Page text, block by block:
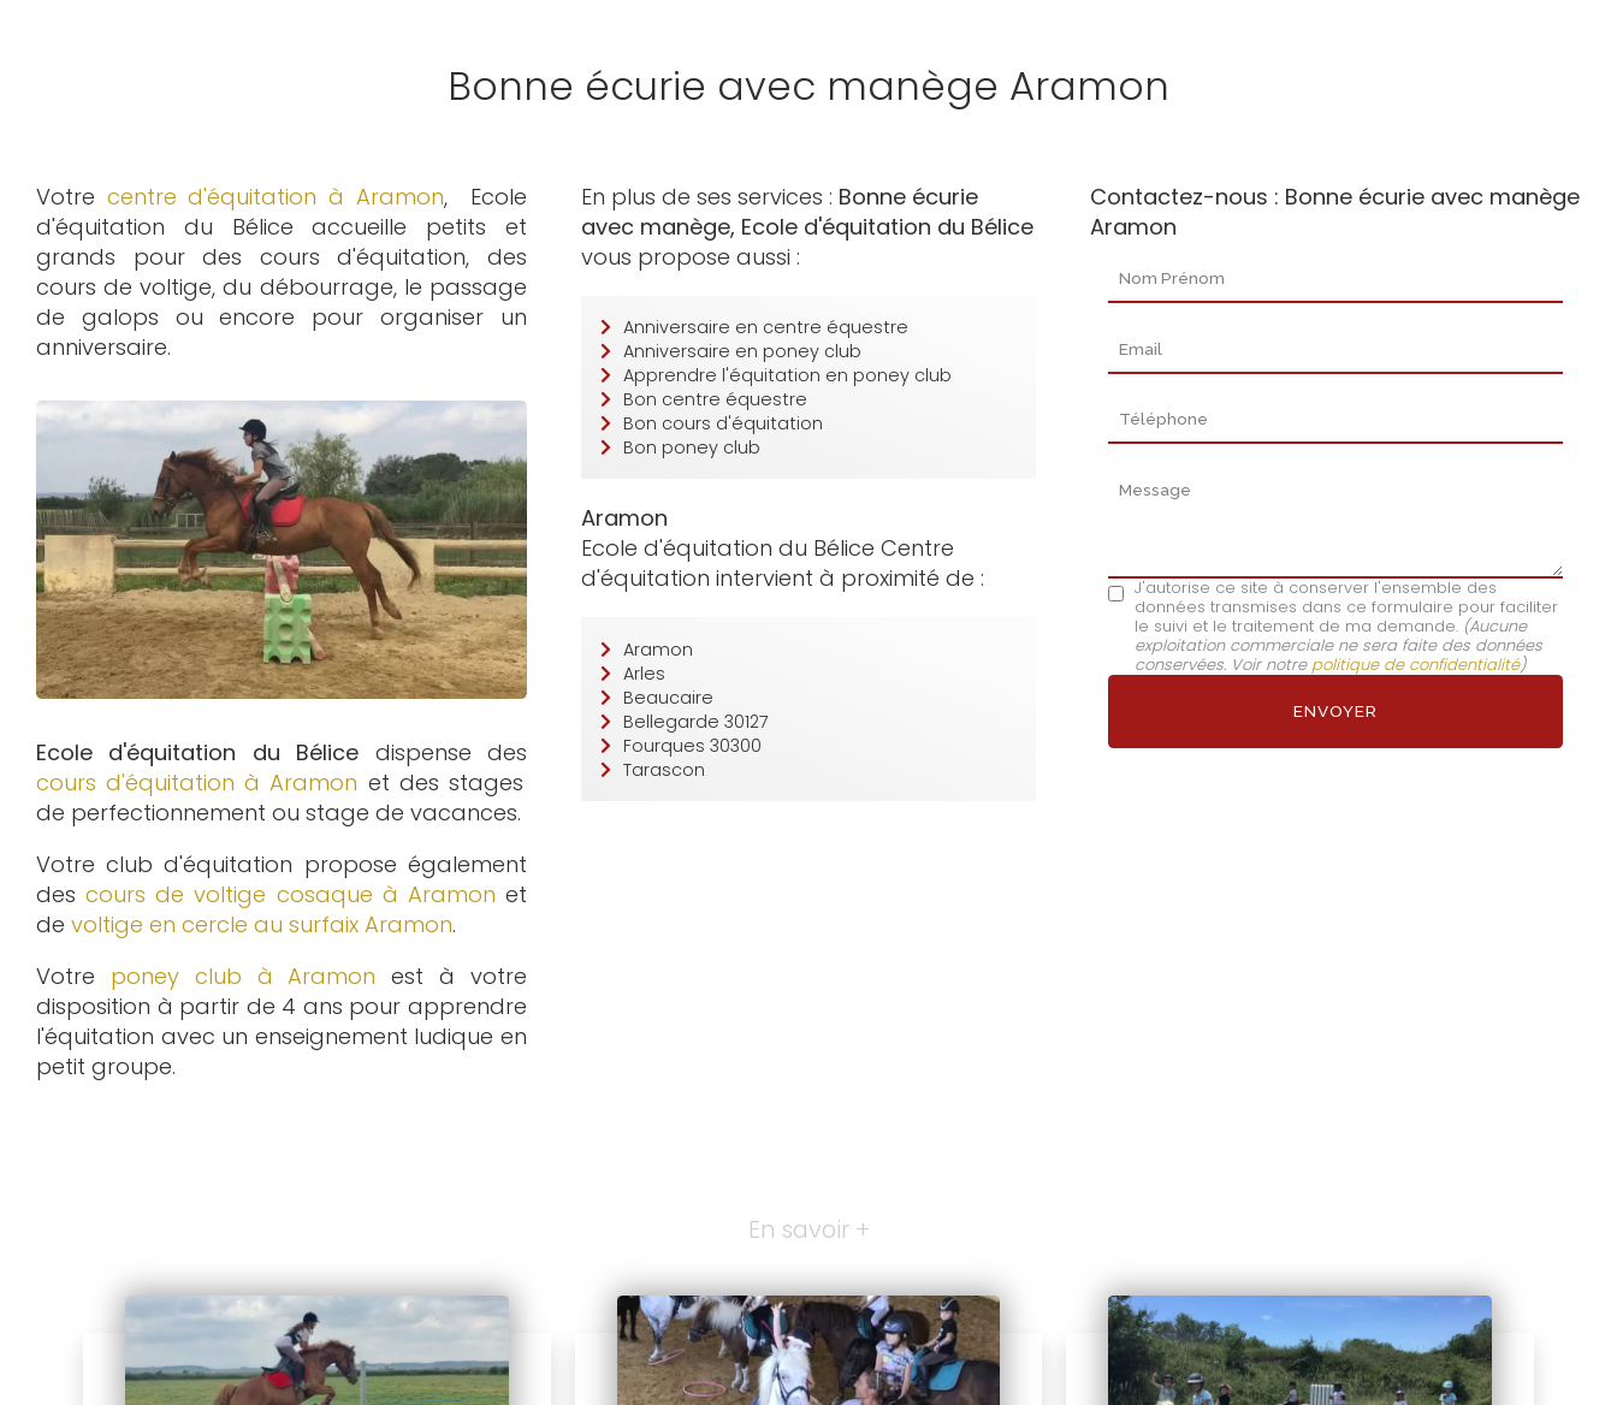
Bonne écurie avec manège Aramon
Votre centre d'équitation à Aramon, Ecole
d'équitation du Bélice accueille petits et
grands pour des cours d'équitation, des
cours de voltige, du débourrage, le passage
de galops ou encore pour organiser un
anniversaire.
Ecole d'équitation du Bélice dispense des
cours d'équitation àAramon et des stages
de perfectionnement ou stage de vacances.
Votre club d'équitation propose également
descours de voltige cosaque à Aramon et
de voltige en cercle au surfaix Aramon.
Votre poney club à Aramon est à votre
disposition à partir de 4 ans pour apprendre
l'équitation avec un enseignement ludique en
petit groupe.
En plus de ses services : Bonne écurie
avec manège, Ecole d'équitation du Bélice
vous propose aussi :
Anniversaire en centre équestre
Anniversaire en poney club
Apprendre l'équitation en poney club
Bon centre équestre
Bon cours d'équitation
Bon poney club
Aramon
Ecole d'équitation du Bélice Centre
d'équitation intervient à proximité de :
Aramon
Arles
Beaucaire
Bellegarde 30127
Fourques 30300
Tarascon
Contactez-nous : Bonne écurie avec manège
Aramon
Nom Prénom
Email
Téléphone
Message
J'autorise ce site à conserver l'ensemble des
données transmises dans ce formulaire pour faciliter
le suivi et le traitement de ma demande. (Aucune
exploitation commerciale ne sera faite des données
conservées. Voir notre politique de confidentialité)
En savoir +